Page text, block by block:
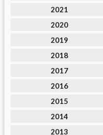
2021
2020
2019
2018
2017
2016
2015
2014
2013